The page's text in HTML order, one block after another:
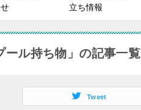
立ち情報
ール持ち物」の記事一覧
Tweet